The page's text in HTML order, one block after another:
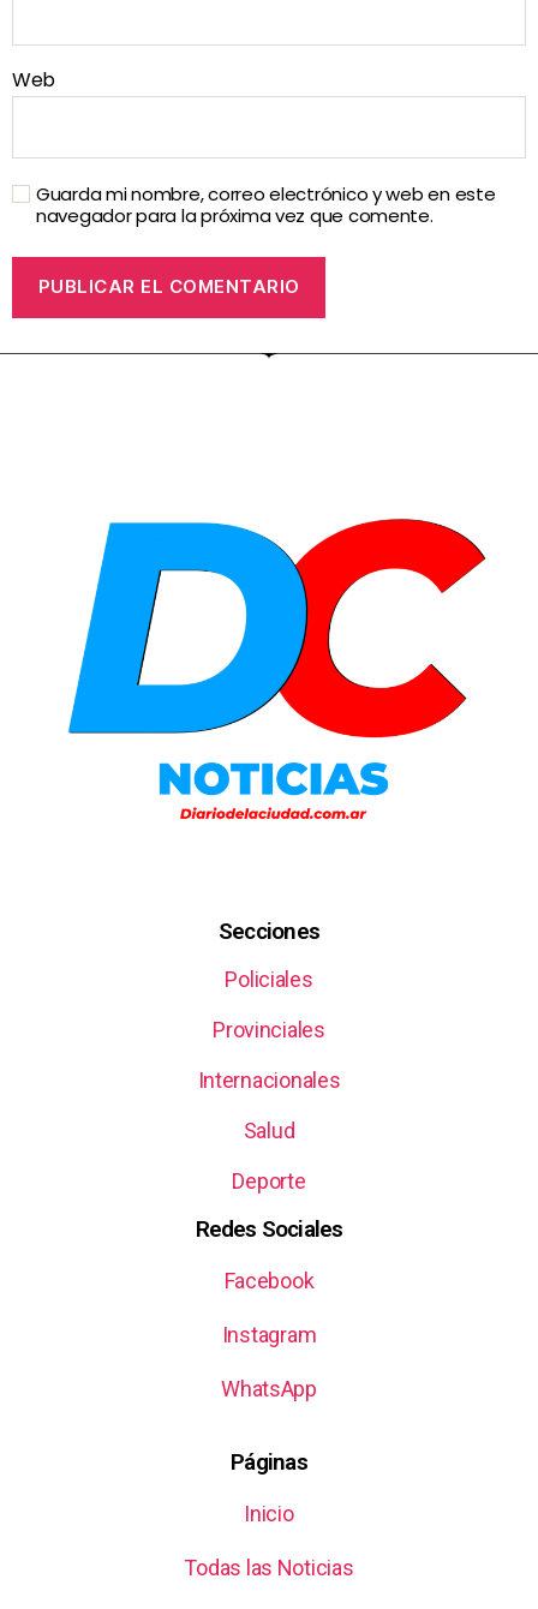
Web
Guarda mi nombre, correo electrónico y web en este
navegador para la próxima vez que comente.
Secciones
Policiales
Provinciales
Internacionales
Salud
Deporte
Redes Sociales
Facebook
Instagram
WhatsApp
Páginas
Inicio
Todas las Noticias